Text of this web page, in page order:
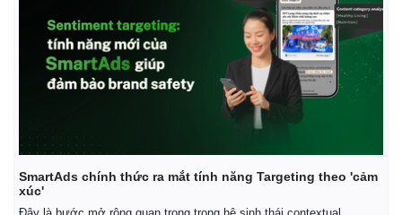
SmartAds chính thức ra mắt tính năng Targeting theo 'cảm
xúc'